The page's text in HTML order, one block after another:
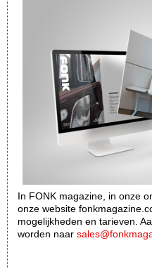
In FONK magazine, in onze
onze website
mogelijkheden en tarieven.
worden naar